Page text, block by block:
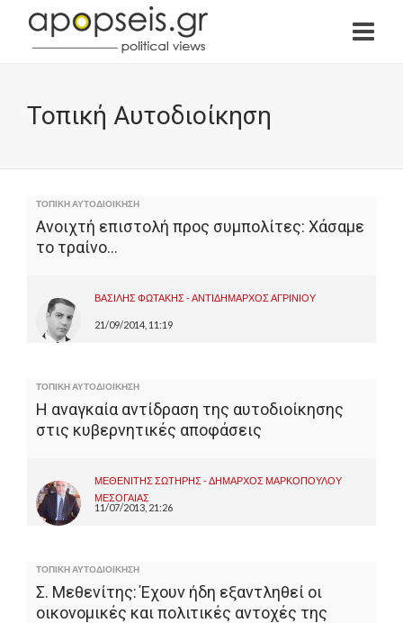
Τοπική Αυτοδιοίκηση
ΤΟΠΙΚΗ ΑΥΤΟΔΙΟΙΚΗΣΗ
Ανοιχτή επιστολή προς συμπολίτες: Χάσαμε
το τραίνο…
ΒΑΣΙΛΗΣ ΦΩΤΑΚΗΣ - ΑΝΤΙΔΗΜΑΡΧΟΣ ΑΓΡΙΝΙΟΥ
21/09/2014, 11:19
ΤΟΠΙΚΗ ΑΥΤΟΔΙΟΙΚΗΣΗ
Η αναγκαία αντίδραση της αυτοδιοίκησης
στις κυβερνητικές αποφάσεις
ΜΕΘΕΝΙΤΗΣ ΣΩΤΗΡΗΣ - ΔΗΜΑΡΧΟΣ ΜΑΡΚΟΠΟΥΛΟΥ
ΜΕΣΟΓΑΙΑΣ
11/07/2013, 21:26
ΤΟΠΙΚΗ ΑΥΤΟΔΙΟΙΚΗΣΗ
Σ. Μεθενίτης: Έχουν ήδη εξαντληθεί οι
οικονομικές και πολιτικές αντοχές της